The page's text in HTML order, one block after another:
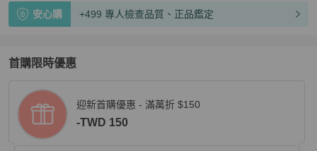
安心購 +499 專人檢查品質、正品鑑定
首購限時優惠
迎新首購優惠 - 滿萬折 $150
-TWD 150